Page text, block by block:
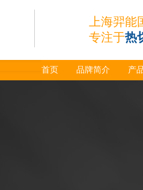
上海羿
专注于热
首页 品牌简介 产